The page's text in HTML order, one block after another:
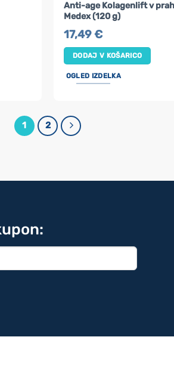
Anti-age Kolagenlift v
Medex (120 g)
17,49€
DODAJ V KOŠARICO
OGLED IZDELKA
1 2